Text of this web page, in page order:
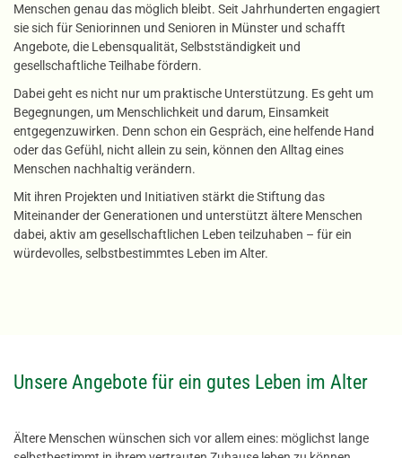
Menschen genau das möglich bleibt. Seit Jahrhunderten engagiert
sie sich für Seniorinnen und Senioren in Münster und schafft
Angebote, die Lebensqualität, Selbstständigkeit und
gesellschaftliche Teilhabe fördern.
Dabei geht es nicht nur um praktische Unterstützung. Es geht um
Begegnungen, um Menschlichkeit und darum, Einsamkeit
entgegenzuwirken. Denn schon ein Gespräch, eine helfende Hand
oder das Gefühl, nicht allein zu sein, können den Alltag eines
Menschen nachhaltig verändern.
Mit ihren Projekten und Initiativen stärkt die Stiftung das
Miteinander der Generationen und unterstützt ältere Menschen
dabei, aktiv am gesellschaftlichen Leben teilzuhaben – für ein
würdevolles, selbstbestimmtes Leben im Alter.
Unsere Angebote für ein gutes Leben im Alter
Ältere Menschen wünschen sich vor allem eines: möglichst lange